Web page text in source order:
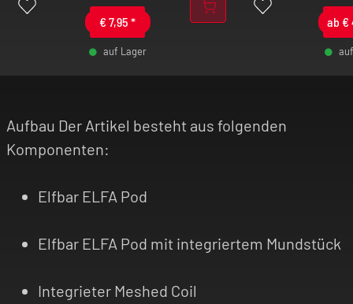
€ 7,95 *
auf Lager
ab €
Aufbau Der Artikel besteht aus folgenden
Komponenten:
Elfbar ELFA Pod
Elfbar ELFA Pod mit integriertem Mundstück
Integrieter Meshed Coil